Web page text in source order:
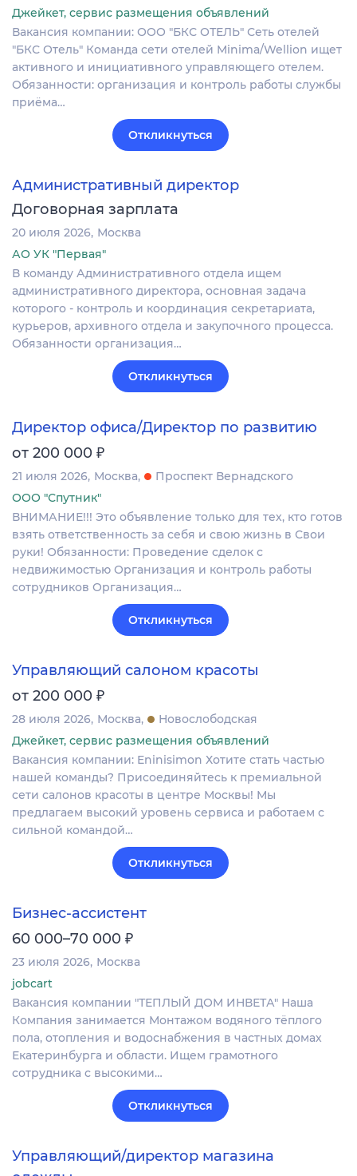
Джейкет, сервис размещения объявлений
Вакансия компании: ООО "БКС ОТЕЛЬ" Сеть отелей
"БКС Отель" Команда сети отелей Minima/Wellion ищет
активного и инициативного управляющего отелем.
Обязанности: организация и контроль работы службы
приёма…
Откликнуться
Административный директор
Договорная зарплата
20 июля 2026 Москва
АО УК "Первая"
В команду Административного отдела ищем
административного директора, основная задача
которого - контроль и координация секретариата,
курьеров, архивного отдела и закупочного процесса.
Обязанности организация…
Откликнуться
Директор офиса/Директор по развитию
от 200 000 ₽
21 июля 2026 Москва
Проспект Вернадского
ООО "Спутник"
ВНИМАНИЕ!!! Это объявление только для тех, кто готов
взять ответственность за себя и свою жизнь в Свои
руки! Обязанности: Проведение сделок с
недвижимостью Организация и контроль работы
сотрудников Организация…
Откликнуться
Управляющий салоном красоты
от 200 000 ₽
28 июля 2026 Москва
Новослободская
Джейкет, сервис размещения объявлений
Вакансия компании: Eninisimon Хотите стать частью
нашей команды? Присоединяйтесь к премиальной
сети салонов красоты в центре Москвы! Мы
предлагаем высокий уровень сервиса и работаем с
сильной командой…
Откликнуться
Бизнес-ассистент
60 000–70 000 ₽
23 июля 2026 Москва
jobcart
Вакансия компании "ТЕПЛЫЙ ДОМ ИНВЕТА" Наша
Компания занимается Монтажом водяного тёплого
пола, отопления и водоснабжения в частных домах
Екатеринбурга и области. Ищем грамотного
сотрудника с высокими…
Откликнуться
Управляющий/директор магазина